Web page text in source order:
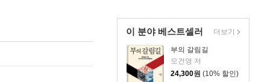
이 분야 베스트셀러
부의 갈림길
오건영 저
24,300원 (10% 할인)
더보기